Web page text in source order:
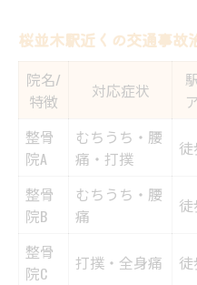
桜並木駅近くの交通事故
院名/
特徴
対応症状
整骨
院A
むちうち・腰
痛・打撲
整骨
院B
むちうち・腰
痛
整骨
院C
打撲・全身痛